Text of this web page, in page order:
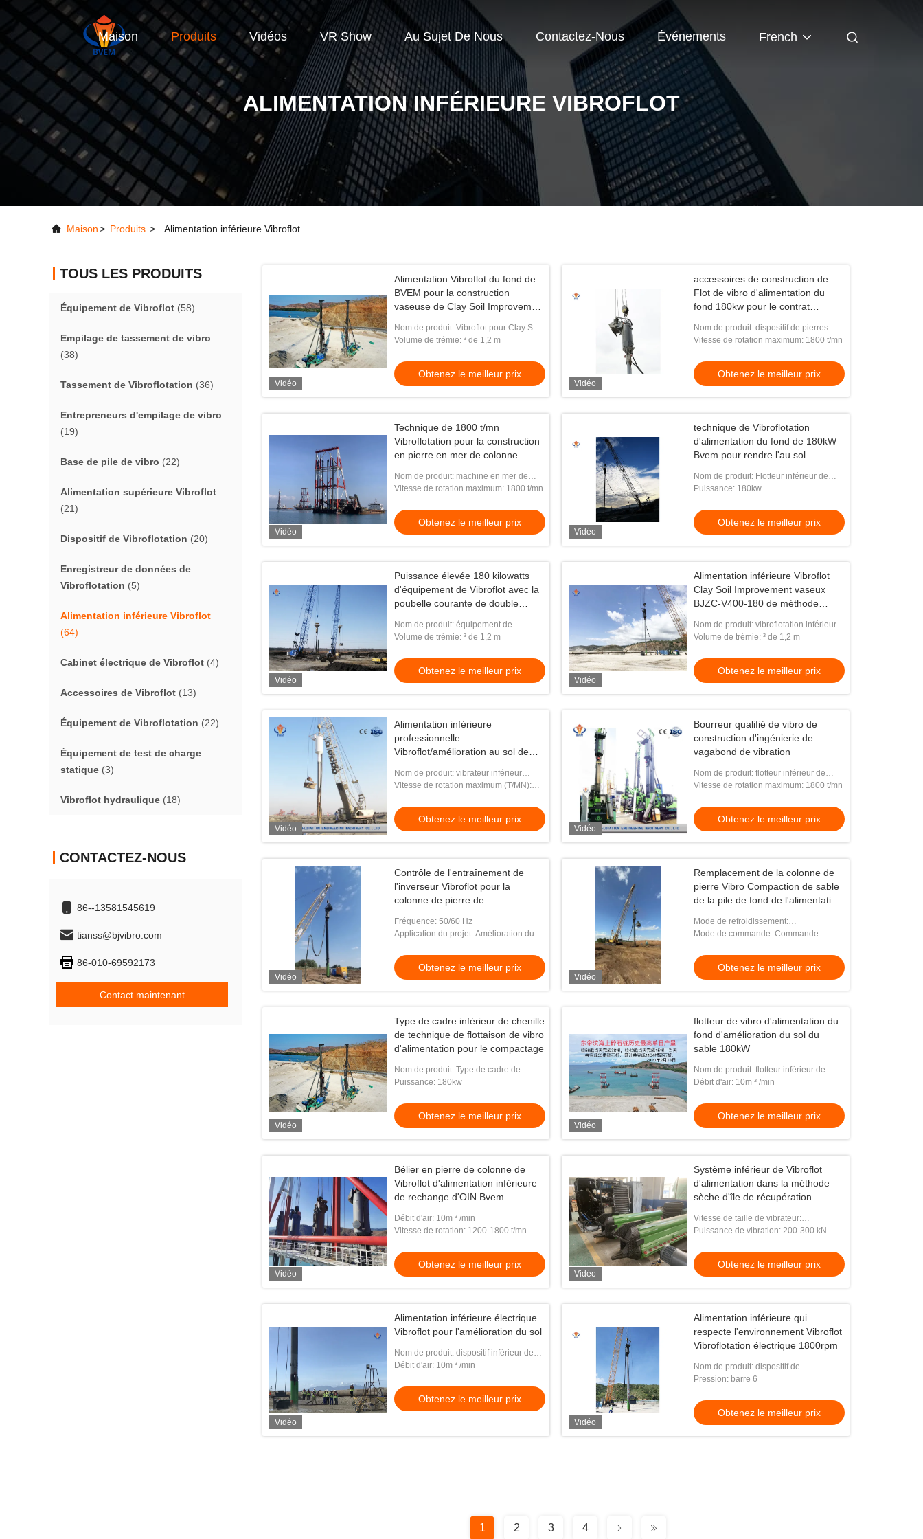
Maison Produits Vidéos VR Show Au Sujet De Nous Contactez-Nous Événements French
ALIMENTATION INFÉRIEURE VIBROFLOT
Maison> Produits > Alimentation inférieure Vibroflot
TOUS LES PRODUITS
Équipement de Vibroflot (58)
Empilage de tassement de vibro
(38)
Tassement de Vibroflotation (36)
Entrepreneurs d'empilage de vibro
(19)
Base de pile de vibro (22)
Alimentation supérieure Vibroflot
(21)
Dispositif de Vibroflotation (20)
Enregistreur de données de
Vibroflotation (5)
Alimentation inférieure Vibroflot
(64)
Cabinet électrique de Vibroflot (4)
Accessoires de Vibroflot (13)
Équipement de Vibroflotation (22)
Équipement de test de charge
statique (3)
Vibroflot hydraulique (18)
CONTACTEZ-NOUS
86--13581545619
tianss@bjvibro.com
86-010-69592173
Contact maintenant
Vidéo
Alimentation Vibroflot du fond de
BVEM pour la construction
vaseuse de Clay Soil Improvement
Nom de produit: Vibroflot pour Clay Soil
Improvement vaseux
Volume de trémie: ³ de 1,2 m
Obtenez le meilleur prix
Vidéo
accessoires de construction de
Flot de vibro d'alimentation du
fond 180kw pour le contrat
Nom de produit: dispositif de pierres
sèches de colonne
Vitesse de rotation maximum: 1800 t/mn
Obtenez le meilleur prix
Vidéo
Technique de 1800 t/mn
Vibroflotation pour la construction
en pierre en mer de colonne
Nom de produit: machine en mer de
vibroflotation
Vitesse de rotation maximum: 1800 t/mn
Obtenez le meilleur prix
Vidéo
technique de Vibroflotation
d'alimentation du fond de 180kW
Bvem pour rendre l'au sol
Nom de produit: Flotteur inférieur de
vibro d'alimentation
Puissance: 180kw
Obtenez le meilleur prix
Vidéo
Puissance élevée 180 kilowatts
d'équipement de Vibroflot avec la
poubelle courante de double
Nom de produit: équipement de
vibroflotation
Volume de trémie: ³ de 1,2 m
Obtenez le meilleur prix
Vidéo
Alimentation inférieure Vibroflot
Clay Soil Improvement vaseux
BJZC-V400-180 de méthode
Nom de produit: vibroflotation inférieur
d'alimentation
Volume de trémie: ³ de 1,2 m
Obtenez le meilleur prix
Vidéo
Alimentation inférieure
professionnelle
Vibroflot/amélioration au sol de
Nom de produit: vibrateur inférieur
d'alimentation
Vitesse de rotation maximum (T/MN):
Obtenez le meilleur prix
Vidéo
Bourreur qualifié de vibro de
construction d'ingénierie de
vagabond de vibration
Nom de produit: flotteur inférieur de
vibro d'alimentation
Vitesse de rotation maximum: 1800 t/mn
Obtenez le meilleur prix
Vidéo
Contrôle de l'entraînement de
l'inverseur Vibroflot pour la
colonne de pierre de
Fréquence: 50/60 Hz
Application du projet: Amélioration du
Obtenez le meilleur prix
Vidéo
Remplacement de la colonne de
pierre Vibro Compaction de sable
de la pile de fond de l'alimentation
l'amélioration du sol
Mode de refroidissement:
Refroidissement d'eau en circulation
Mode de commande: Commande
Obtenez le meilleur prix
Vidéo
Type de cadre inférieur de chenille
de technique de flottaison de vibro
d'alimentation pour le compactage
Nom de produit: Type de cadre de
chenille de vibroflot d'alimentation du
Puissance: 180kw
Obtenez le meilleur prix
Vidéo
flotteur de vibro d'alimentation du
fond d'amélioration du sol du
sable 180kW
Nom de produit: flotteur inférieur de
vibro d'alimentation
Débit d'air: 10m ³ /min
Obtenez le meilleur prix
Vidéo
Bélier en pierre de colonne de
Vibroflot d'alimentation inférieure
de rechange d'OIN Bvem
Débit d'air: 10m ³ /min
Vitesse de rotation: 1200-1800 t/mn
Obtenez le meilleur prix
Vidéo
Système inférieur de Vibroflot
d'alimentation dans la méthode
sèche d'île de récupération
Vitesse de taille de vibrateur:
2600×600×700 millimètre
Puissance de vibration: 200-300 kN
Obtenez le meilleur prix
Vidéo
Alimentation inférieure électrique
Vibroflot pour l'amélioration du sol
Nom de produit: dispositif inférieur de
pile d'alimentation de vibro
Débit d'air: 10m ³ /min
Obtenez le meilleur prix
Vidéo
Alimentation inférieure qui
respecte l'environnement Vibroflot
Vibroflotation électrique 1800rpm
Nom de produit: dispositif de
vibroflotation
Pression: barre 6
Obtenez le meilleur prix
1 2 3 4